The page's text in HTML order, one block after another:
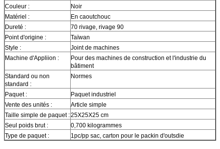
Couleur :
Noir
Matériel :
En caoutchouc
Dureté :
70 rivage, rivage 90
Point d'origine :
Taïwan
Style :
Joint de machines
Machine d'Appliion :
Pour des machines de construction et l'industrie du
bâtiment
Standard ou non
standard :
Normes
Paquet :
Paquet industriel
Vente des unités :
Article simple
Taille simple de paquet :25X25X25 cm
Seul poids brut :
0,700 kilogrammes
Type de paquet :
1pc/pp sac, carton pour le packin d'outsdie